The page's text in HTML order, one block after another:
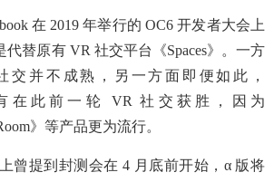
在 2019 年举行的 OC6 开发者大会上
替原有 VR 社交平台《Spaces》。一方
交并不成熟，另一方面即便如此，
有在此前一轮 VR 社交获胜，因为
》等产品更为流行。
曾提到封测会在 4 月底前开始，α 版将